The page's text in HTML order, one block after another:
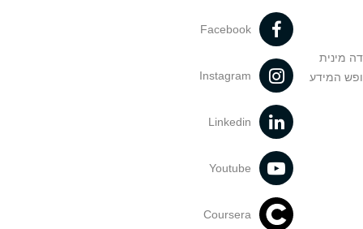
מינית
המידע
Facebook
Instagram
Linkedin
Youtube
Coursera